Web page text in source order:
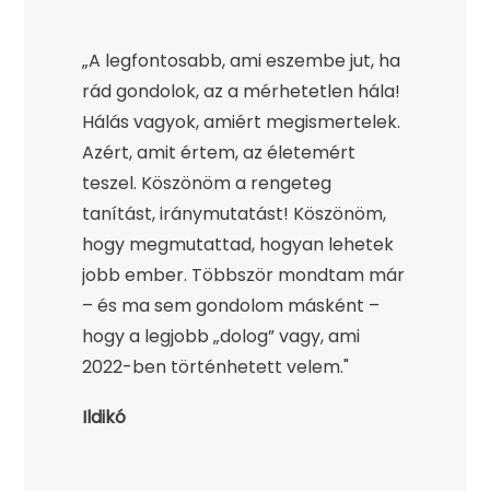
„A legfontosabb, ami eszembe jut, ha
rád gondolok, az a mérhetetlen hála!
Hálás vagyok, amiért megismertelek.
Azért, amit értem, az életemért
teszel. Köszönöm a rengeteg
tanítást, iránymutatást! Köszönöm,
hogy megmutattad, hogyan lehetek
jobb ember. Többször mondtam már
– és ma sem gondolom másként –
hogy a legjobb „dolog” vagy, ami
2022-ben történhetett velem."
Ildikó